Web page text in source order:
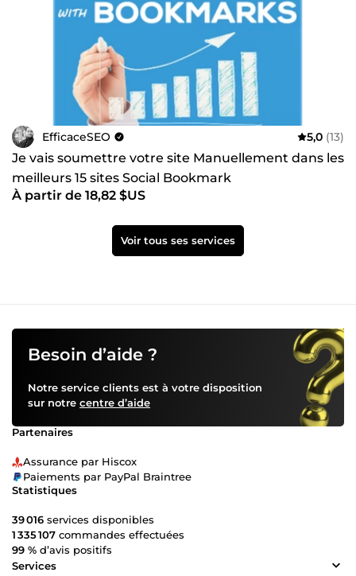
EfficaceSEO 5,0 (13)
Je vais soumettre votre site Manuellement dans les
meilleurs 15 sites Social Bookmark
À partir de 18,82 $US
Voir tous ses services
Besoin d’aide ?
Notre service clients est à votre disposition
sur notre centre d’aide
Partenaires
Assurance par Hiscox
Paiements par PayPal Braintree
Statistiques
39 016 services disponibles
1 335 107 commandes effectuées
99 % d’avis positifs
Services